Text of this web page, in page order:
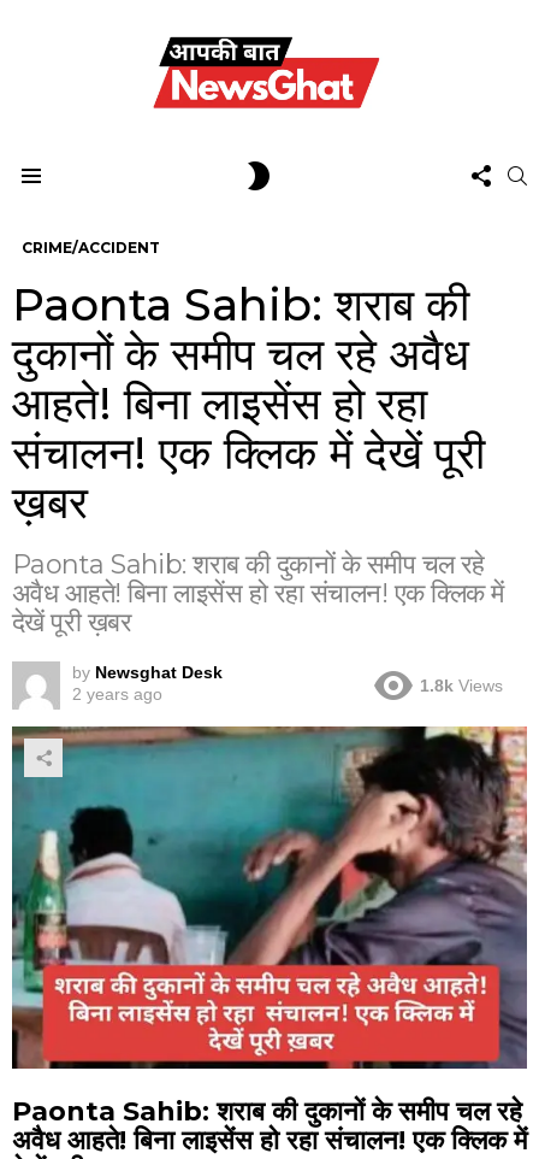
US
CRIME/ACCIDENT
Paonta Sahib: शराब की
दुकानों के समीप चल रहे अवैध
आहते! बिना लाइसेंस हो रहा
संचालन! एक क्लिक में देखें पूरी
ख़बर
Paonta Sahib: शराब की दुकानों के समीप चल रहे
अवैध आहते! बिना लाइसेंस हो रहा संचालन! एक क्लिक में
देखें पूरी ख़बर
by Newsghat Desk
2 years ago
1.8k Views
Paonta Sahib: शराब की दुकानों के समीप चल रहे
अवैध आहते! बिना लाइसेंस हो रहा संचालन! एक क्लिक में